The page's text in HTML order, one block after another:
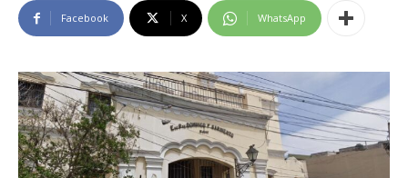
Facebook X WhatsApp